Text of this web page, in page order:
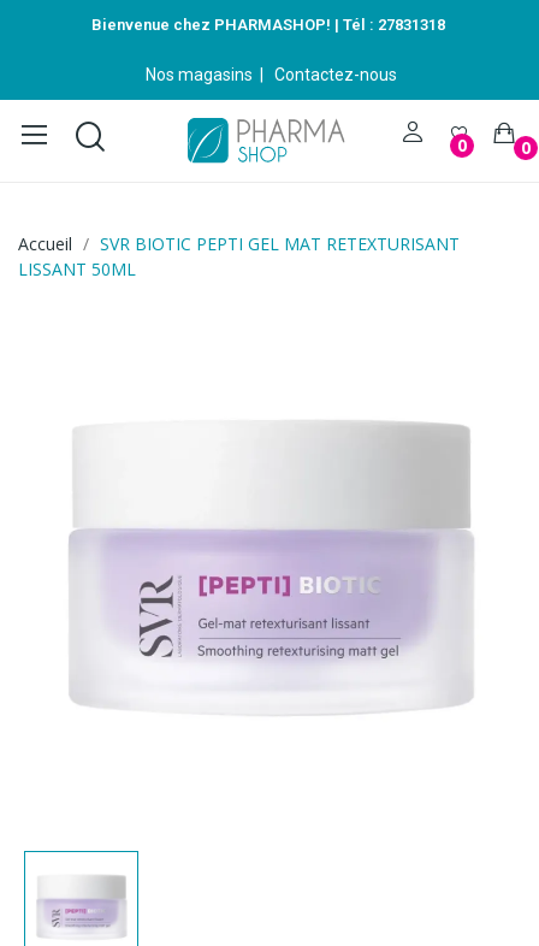
Bienvenue chez PHARMASHOP! | Tél : 27831318
Nos magasins Contactez-nous
0 0
Accueil
SVR BIOTIC PEPTI GEL MAT RETEXTURISANT
LISSANT 50ML